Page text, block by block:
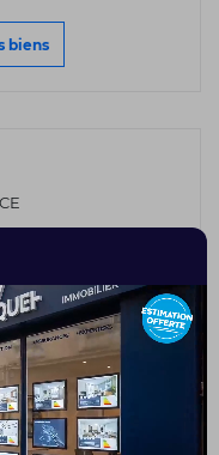
biens
biens